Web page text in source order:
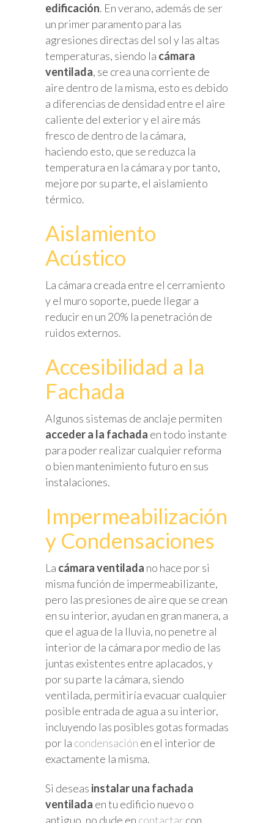
edificación. En verano, además de ser
un primer paramento para las
agresiones directas del sol y las altas
temperaturas, siendo la cámara
ventilada, se crea una corriente de
aire dentro de la misma, esto es debido
a diferencias de densidad entre el aire
caliente del exterior y el aire más
fresco de dentro de la cámara,
haciendo esto, que se reduzca la
temperatura en la cámara y por tanto,
mejore por su parte, el aislamiento
térmico.
Aislamiento
Acústico
La cámara creada entre el cerramiento
y el muro soporte, puede llegar a
reducir en un 20% la penetración de
ruidos externos.
Accesibilidad a la
Fachada
Algunos sistemas de anclaje permiten
acceder a la fachada en todo instante
para poder realizar cualquier reforma
o bien mantenimiento futuro en sus
instalaciones.
Impermeabilización
y Condensaciones
La cámara ventilada no hace por si
misma función de impermeabilizante,
pero las presiones de aire que se crean
en su interior, ayudan en gran manera, a
que el agua de la lluvia, no penetre al
interior de la cámara por medio de las
juntas existentes entre aplacados, y
por su parte la cámara, siendo
ventilada, permitiría evacuar cualquier
posible entrada de agua a su interior,
incluyendo las posibles gotas formadas
por la condensación en el interior de
exactamente la misma.
Si deseas instalar una fachada
ventilada en tu edificio nuevo o
antiguo, no dude en contactar con